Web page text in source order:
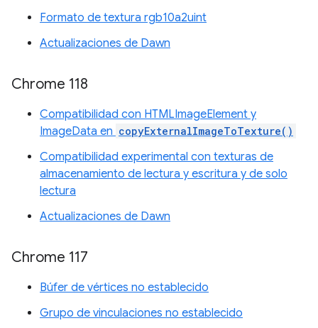
Formato de textura rgb10a2uint
Actualizaciones de Dawn
Chrome 118
Compatibilidad con HTMLImageElement y
ImageData en copyExternalImageToTexture()
Compatibilidad experimental con texturas de
almacenamiento de lectura y escritura y de solo
lectura
Actualizaciones de Dawn
Chrome 117
Búfer de vértices no establecido
Grupo de vinculaciones no establecido